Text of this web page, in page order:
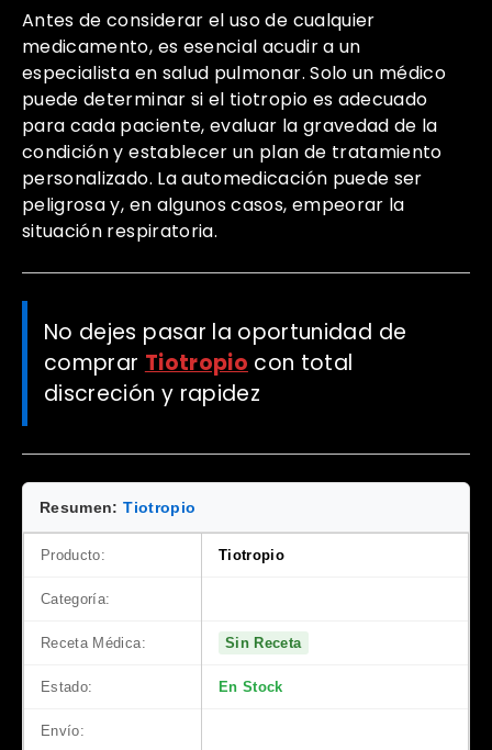
Antes de considerar el uso de cualquier
medicamento, es esencial acudir a un
especialista en salud pulmonar. Solo un médico
puede determinar si el tiotropio es adecuado
para cada paciente, evaluar la gravedad de la
condición y establecer un plan de tratamiento
personalizado. La automedicación puede ser
peligrosa y, en algunos casos, empeorar la
situación respiratoria.
No dejes pasar la oportunidad de
comprar Tiotropio con total
discreción y rapidez
Resumen:Tiotropio
Producto: Tiotropio
Categoría:
Receta Médica: Sin Receta
Estado: En Stock
Envío: